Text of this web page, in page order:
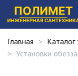
Главная Каталог
Установки